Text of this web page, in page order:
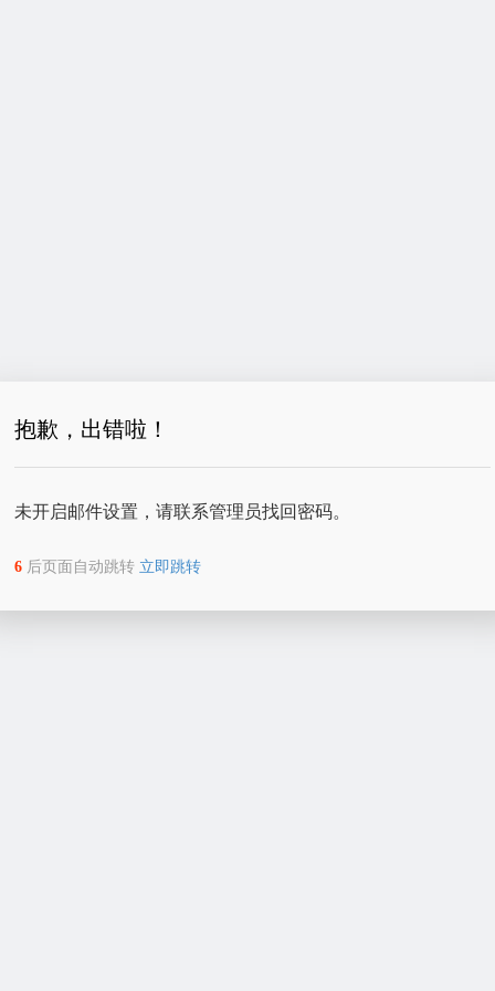
抱歉，出错啦！
未开启邮件设置，请联系管理员找回密码。
6 后页面自动跳转 立即跳转